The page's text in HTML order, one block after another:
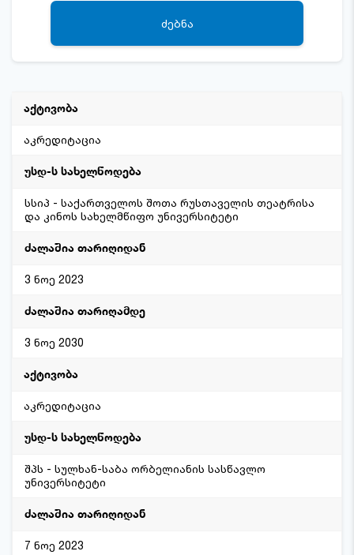
ᲫᲔᲑᲜᲐ
აკრედიტაცია
სსიპ - საქართველოს შოთა რუსთაველის თეატრისა
და კინოს სახელმწიფო უნივერსიტეტი
3 ნოე 2023
3 ნოე 2030
აკრედიტაცია
შპს - სულხან-საბა ორბელიანის სასწავლო
უნივერსიტეტი
7 ნოე 2023